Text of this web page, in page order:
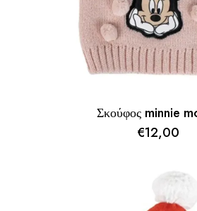
Σκούφος minnie
€12,00